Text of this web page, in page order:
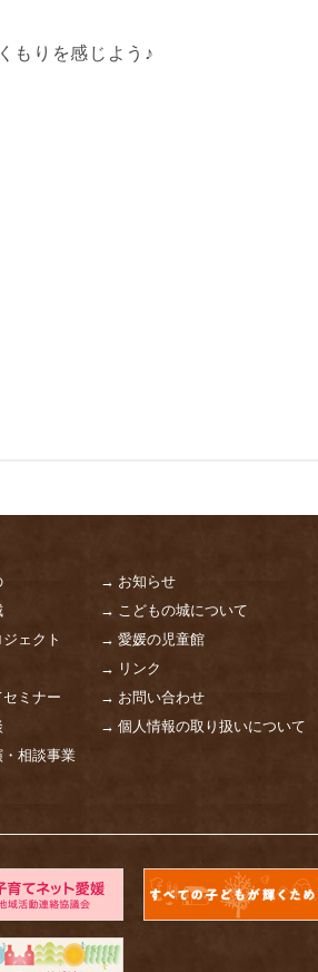
もりを感じよう♪
ェクト
ミナー
相談事業
→ お知らせ
→ こどもの城について
→ 愛媛の児童館
→ リンク
→ お問い合わせ
→ 個人情報の取り扱いについて